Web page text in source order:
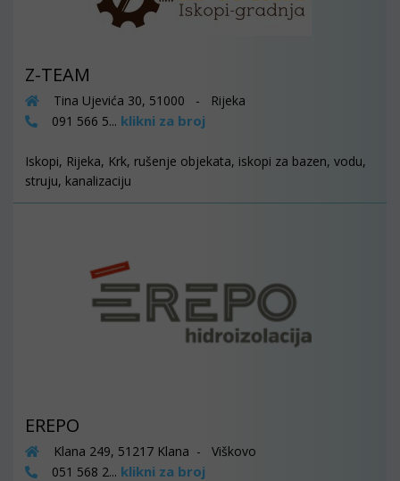
Z-TEAM
Tina Ujevića 30, 51000 - Rijeka
091 566 5... klikni za broj
Iskopi, Rijeka, Krk, rušenje objekata, iskopi za bazen, vodu,
struju, kanalizaciju
EREPO
Klana 249, 51217 Klana - Viškovo
051 568 2... klikni za broj